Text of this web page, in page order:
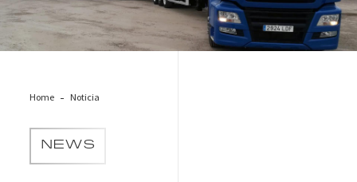
Home Noticia
NEWS